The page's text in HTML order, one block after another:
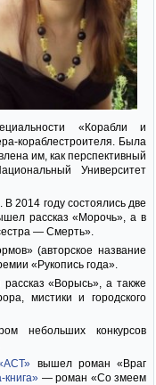
«Корабли и
кораблестроителя. Была
им, как перспективный
Университет
2014 году состоялись две
рассказ «Морочь», а в
— Смерть».
(авторское название
«Рукопись года».
рассказ «Ворысь», а также
мистики и городского
небольших конкурсов
вышел роман «Враг
— роман «Со змеем